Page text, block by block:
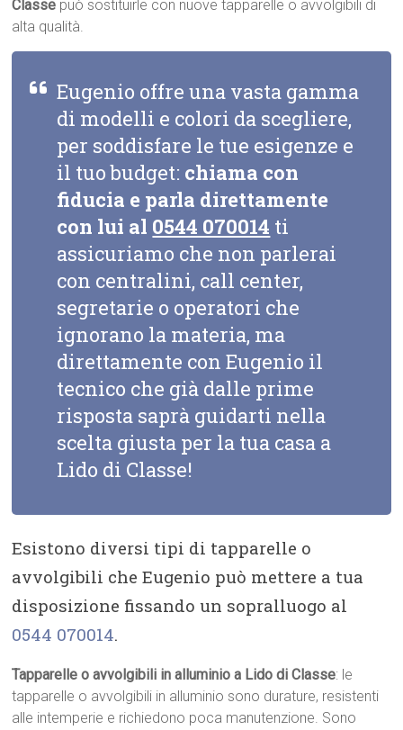
Classe può sostituirle con nuove tapparelle o avvolgibili di
alta qualità.
Eugenio offre una vasta gamma
di modelli e colori da scegliere,
per soddisfare le tue esigenze e
il tuo budget: chiama con
fiducia e parla direttamente
con lui al 0544 070014 ti
assicuriamo che non parlerai
con centralini, call center,
segretarie o operatori che
ignorano la materia, ma
direttamente con Eugenio il
tecnico che già dalle prime
risposta saprà guidarti nella
scelta giusta per la tua casa a
Lido di Classe!
Esistono diversi tipi di tapparelle o
avvolgibili che Eugenio può mettere a tua
disposizione fissando un sopralluogo al
0544 070014.
Tapparelle o avvolgibili in alluminio a Lido di Classe: le
tapparelle o avvolgibili in alluminio sono durature, resistenti
alle intemperie e richiedono poca manutenzione. Sono